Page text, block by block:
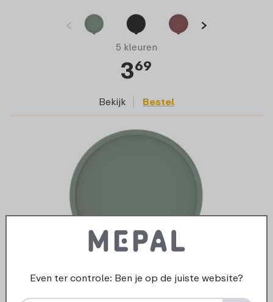
5 kleuren
369
Bekijk Bestel
Even ter controle: Ben je op de juiste website?